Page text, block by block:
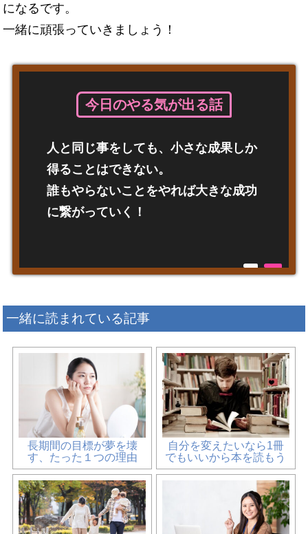
になるです。
一緒に頑張っていきましょう！
今日のやる気が出る話
人と同じ事をしても、小さな成果しか
得ることはできない。
誰もやらないことをやれば大きな成功
に繋がっていく！
一緒に読まれている記事
長期間の目標が夢を壊
す、たった１つの理由
自分を変えたいなら1冊
でもいいから本を読もう